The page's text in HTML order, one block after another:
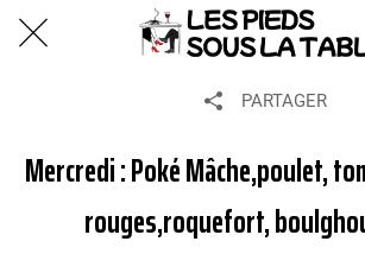
PARTAGER
Mercredi : Poké Mâche,poulet,
rouges,roquefort,